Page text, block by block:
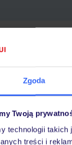
Zgoda
Twoją
technologii
treści i
w terminie
biuro
w Polsce